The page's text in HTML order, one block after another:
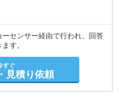
ーセンサー経由で行われ、回答
す。
すぐ
見積り依頼